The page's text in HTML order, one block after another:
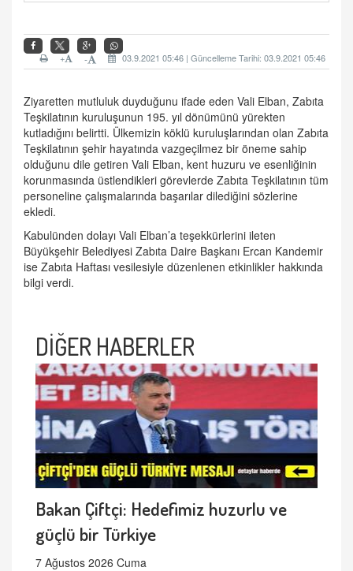
03.9.2021 05:46 | Güncelleme Tarihi: 03.9.2021 05:46
-
+
Ziyaretten mutluluk duyduğunu ifade eden Vali Elban, Zabıta
Teşkilatının kuruluşunun 195. yıl dönümünü yürekten
kutladığını belirtti. Ülkemizin köklü kuruluşlarından olan Zabıta
Teşkilatının şehir hayatında vazgeçilmez bir öneme sahip
olduğunu dile getiren Vali Elban, kent huzuru ve esenliğinin
korunmasında üstlendikleri görevlerde Zabıta Teşkilatının tüm
personeline çalışmalarında başarılar dilediğini sözlerine
ekledi.
Kabulünden dolayı Vali Elban’a teşekkürlerini ileten
Büyükşehir Belediyesi Zabıta Daire Başkanı Ercan Kandemir
ise Zabıta Haftası vesilesiyle düzenlenen etkinlikler hakkında
bilgi verdi.
DİĞER HABERLER
Bakan Çiftçi: Hedefimiz huzurlu ve
güçlü bir Türkiye
7 Ağustos 2026 Cuma